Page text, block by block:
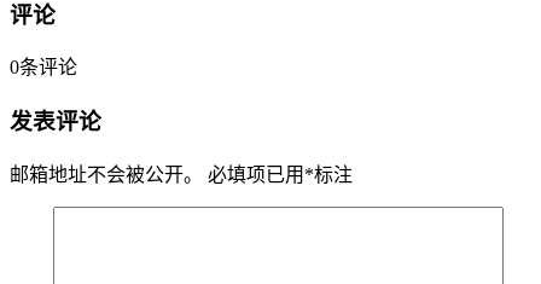
评论
0条评论
发表评论
邮箱地址不会被公开。 必填项已用 *标注